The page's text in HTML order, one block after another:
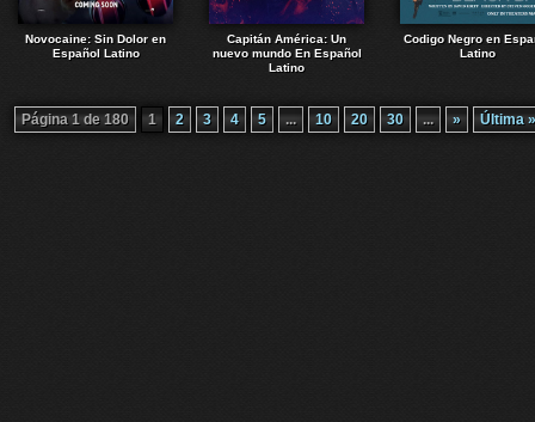
Novocaine: Sin Dolor en
Español Latino
Capitán América: Un
nuevo mundo En Español
Latino
Codigo Negro en
Latino
Página 1 de 180 1 2 3 4 5 ... 10 20 30 ... » Última »